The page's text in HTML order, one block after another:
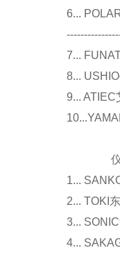
6...
7...
8...
9...
仪器
1...
2... TOKI
3...
4...